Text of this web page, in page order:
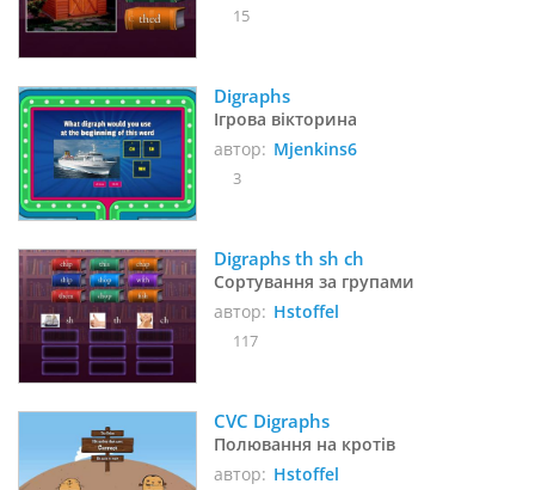
15
Digraphs
Ігрова вікторина
автор: Mjenkins6
3
Digraphs th sh ch
Сортування за групами
автор: Hstoffel
117
CVC Digraphs
Полювання на кротів
автор: Hstoffel